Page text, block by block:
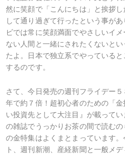
然に笑顔で「こんにちは」と挨拶
して通り過ぎて行ったという事が
ビでは常に笑顔満面でやさしいイ
ない人間と一緒にされたくないと
たよ。日本で独立系でやっている
するのです。
さて、今日発売の週刊フライデー
年で約７倍！超初心者のための「
い投資先として大注目』が載って
の雑誌でうっかりお茶の間で読む
の金特集はよくまとまっています
ト、週刊新潮、産経新聞と一般メ